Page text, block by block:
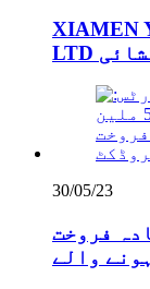
XIAMEN
30/05/23
فروخت